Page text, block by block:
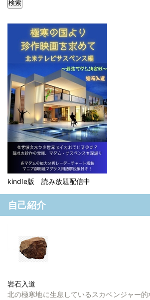
kindle版 読み放題配信中
自己紹介
岩石入道
北の極寒地に生息しているスカベンジャー